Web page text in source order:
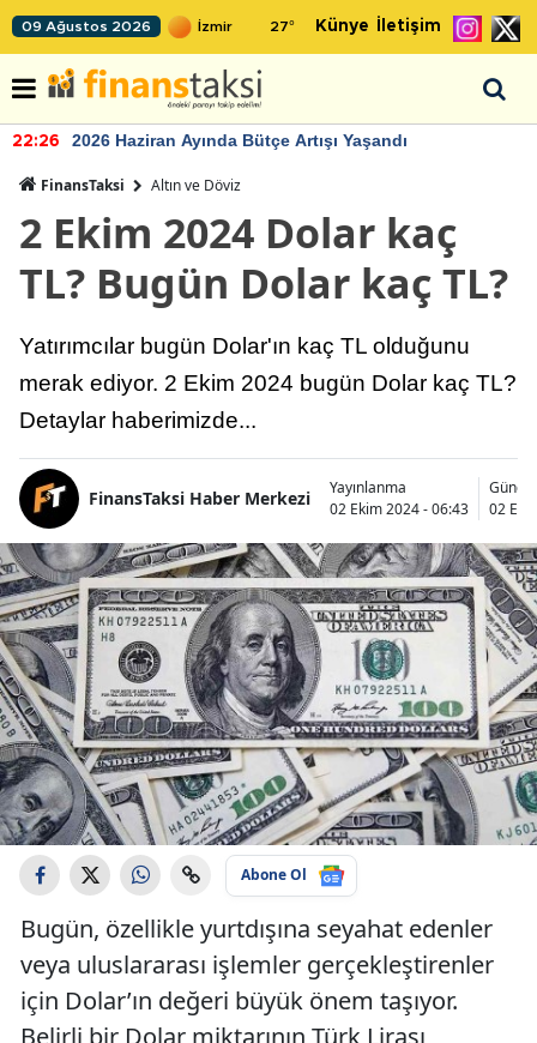
09 Ağustos 2026 27° Künye İletişim
22:26 2026 Haziran Ayında Bütçe Artışı Yaşandı
FinansTaksi Altın ve Döviz
2 Ekim 2024 Dolar kaç
TL? Bugün Dolar kaç TL?
Yatırımcılar bugün Dolar'ın kaç TL olduğunu
merak ediyor. 2 Ekim 2024 bugün Dolar kaç TL?
Detaylar haberimizde...
FinansTaksi Haber Merkezi
Yayınlanma
02 Ekim 2024 - 06:43
02
Abone Ol
Bugün, özellikle yurtdışına seyahat edenler
veya uluslararası işlemler gerçekleştirenler
için Dolar’ın değeri büyük önem taşıyor.
Belirli bir Dolar miktarının Türk Lirası